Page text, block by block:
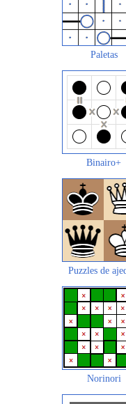
Paletas
Binairo+
Puzzles de
Norinori